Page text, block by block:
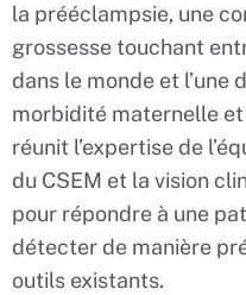
la prééclampsie, une
grossesse touchant
dans le monde et l’une
morbidité maternelle
réunit l’expertise de
du CSEM et la vision
pour répondre à une
détecter de manière
outils existants.